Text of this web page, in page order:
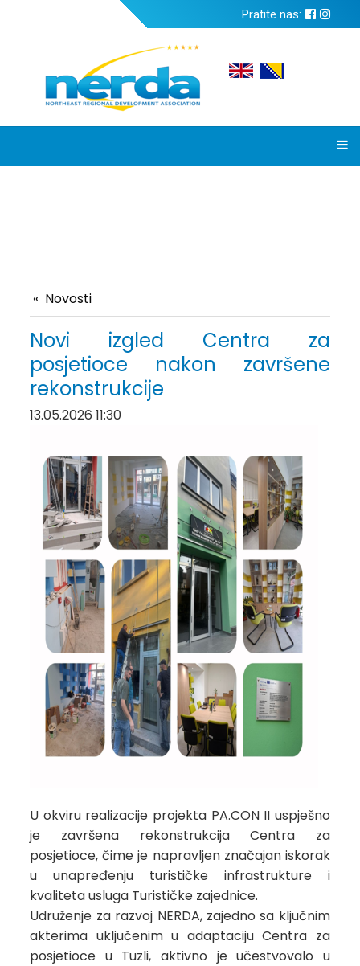
Pratite nas:
Novosti
Novi izgled Centra za
posjetioce nakon završene
rekonstrukcije
13.05.2026 11:30
U okviru realizacije projekta PA.CON II uspješno
je završena rekonstrukcija Centra za
posjetioce, čime je napravljen značajan iskorak
u unapređenju turističke infrastrukture i
kvaliteta usluga Turističke zajednice.
Udruženje za razvoj NERDA, zajedno sa ključnim
akterima uključenim u adaptaciju Centra za
posjetioce u Tuzli, aktivno je učestvovalo u